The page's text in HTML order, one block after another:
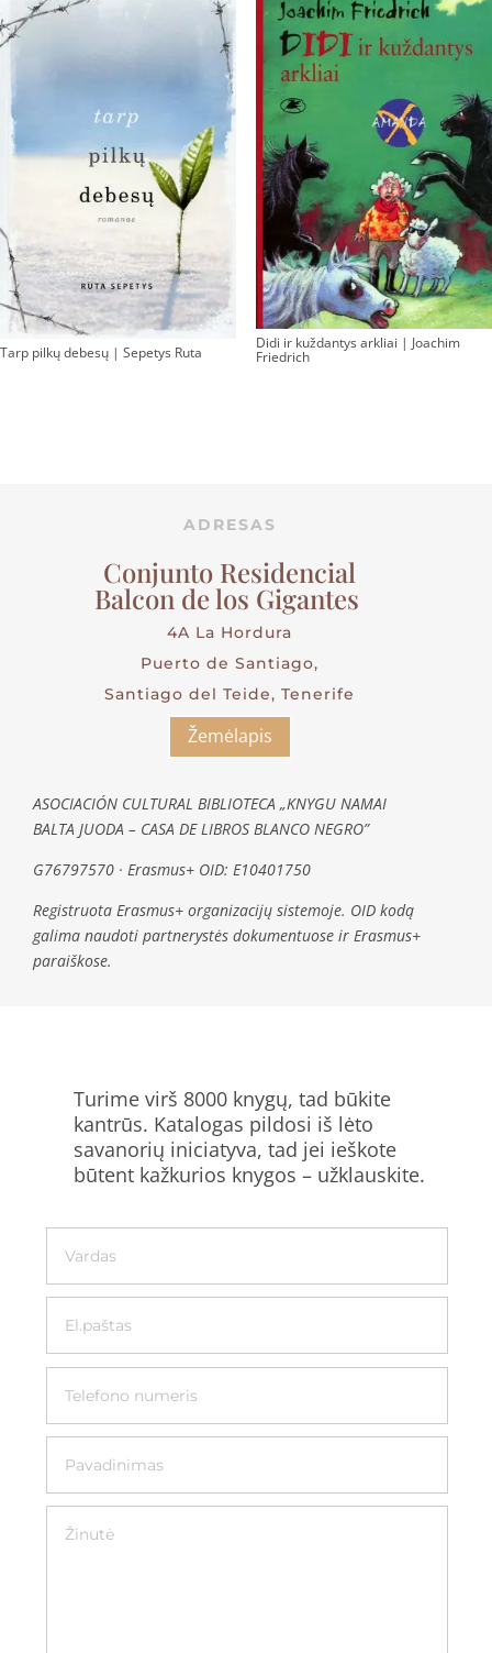
Tarp pilkų debesų | Sepetys Ruta
Didi ir kuždantys arkliai | Joachim
Friedrich
ADRESAS
Conjunto Residencial
Balcon de los Gigantes
4A La Hordura
Puerto de Santiago,
Santiago del Teide, Tenerife
Žemėlapis
ASOCIACIÓN CULTURAL BIBLIOTECA „KNYGU NAMAI
BALTA JUODA – CASA DE LIBROS BLANCO NEGRO”
G76797570 · Erasmus+ OID: E10401750
Registruota Erasmus+ organizacijų sistemoje. OID kodą
galima naudoti partnerystės dokumentuose ir Erasmus+
paraiškose.
Turime virš 8000 knygų, tad būkite
kantrūs. Katalogas pildosi iš lėto
savanorių iniciatyva, tad jei ieškote
būtent kažkurios knygos – užklauskite.